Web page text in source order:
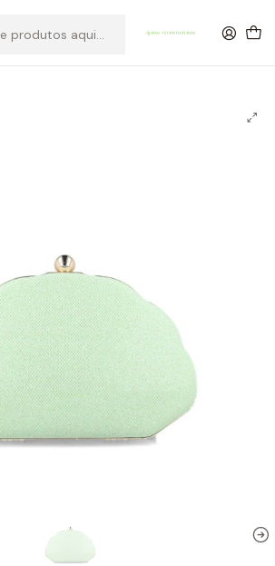
DE ENVIO em compras para Portugal superiores a